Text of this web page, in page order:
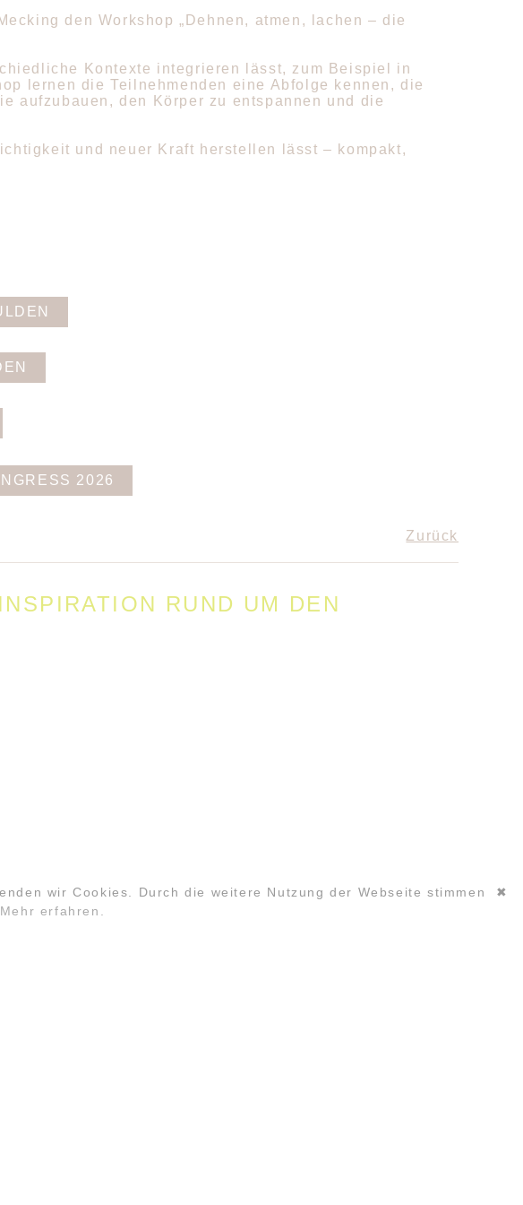
den Workshop „Dehnen, atmen, lachen – die
Kontexte integrieren lässt, zum Beispiel in
lernen die Teilnehmenden eine Abfolge kennen, die
aufzubauen, den Körper zu entspannen und die
und neuer Kraft herstellen lässt – kompakt,
2026
Zurück
RUND UM DEN
✖
wir Cookies. Durch die weitere Nutzung der Webseite stimmen
Mehr erfahren.